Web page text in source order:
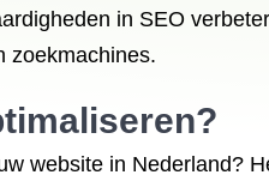
in SEO
zoekmachines.
website in Nederland?